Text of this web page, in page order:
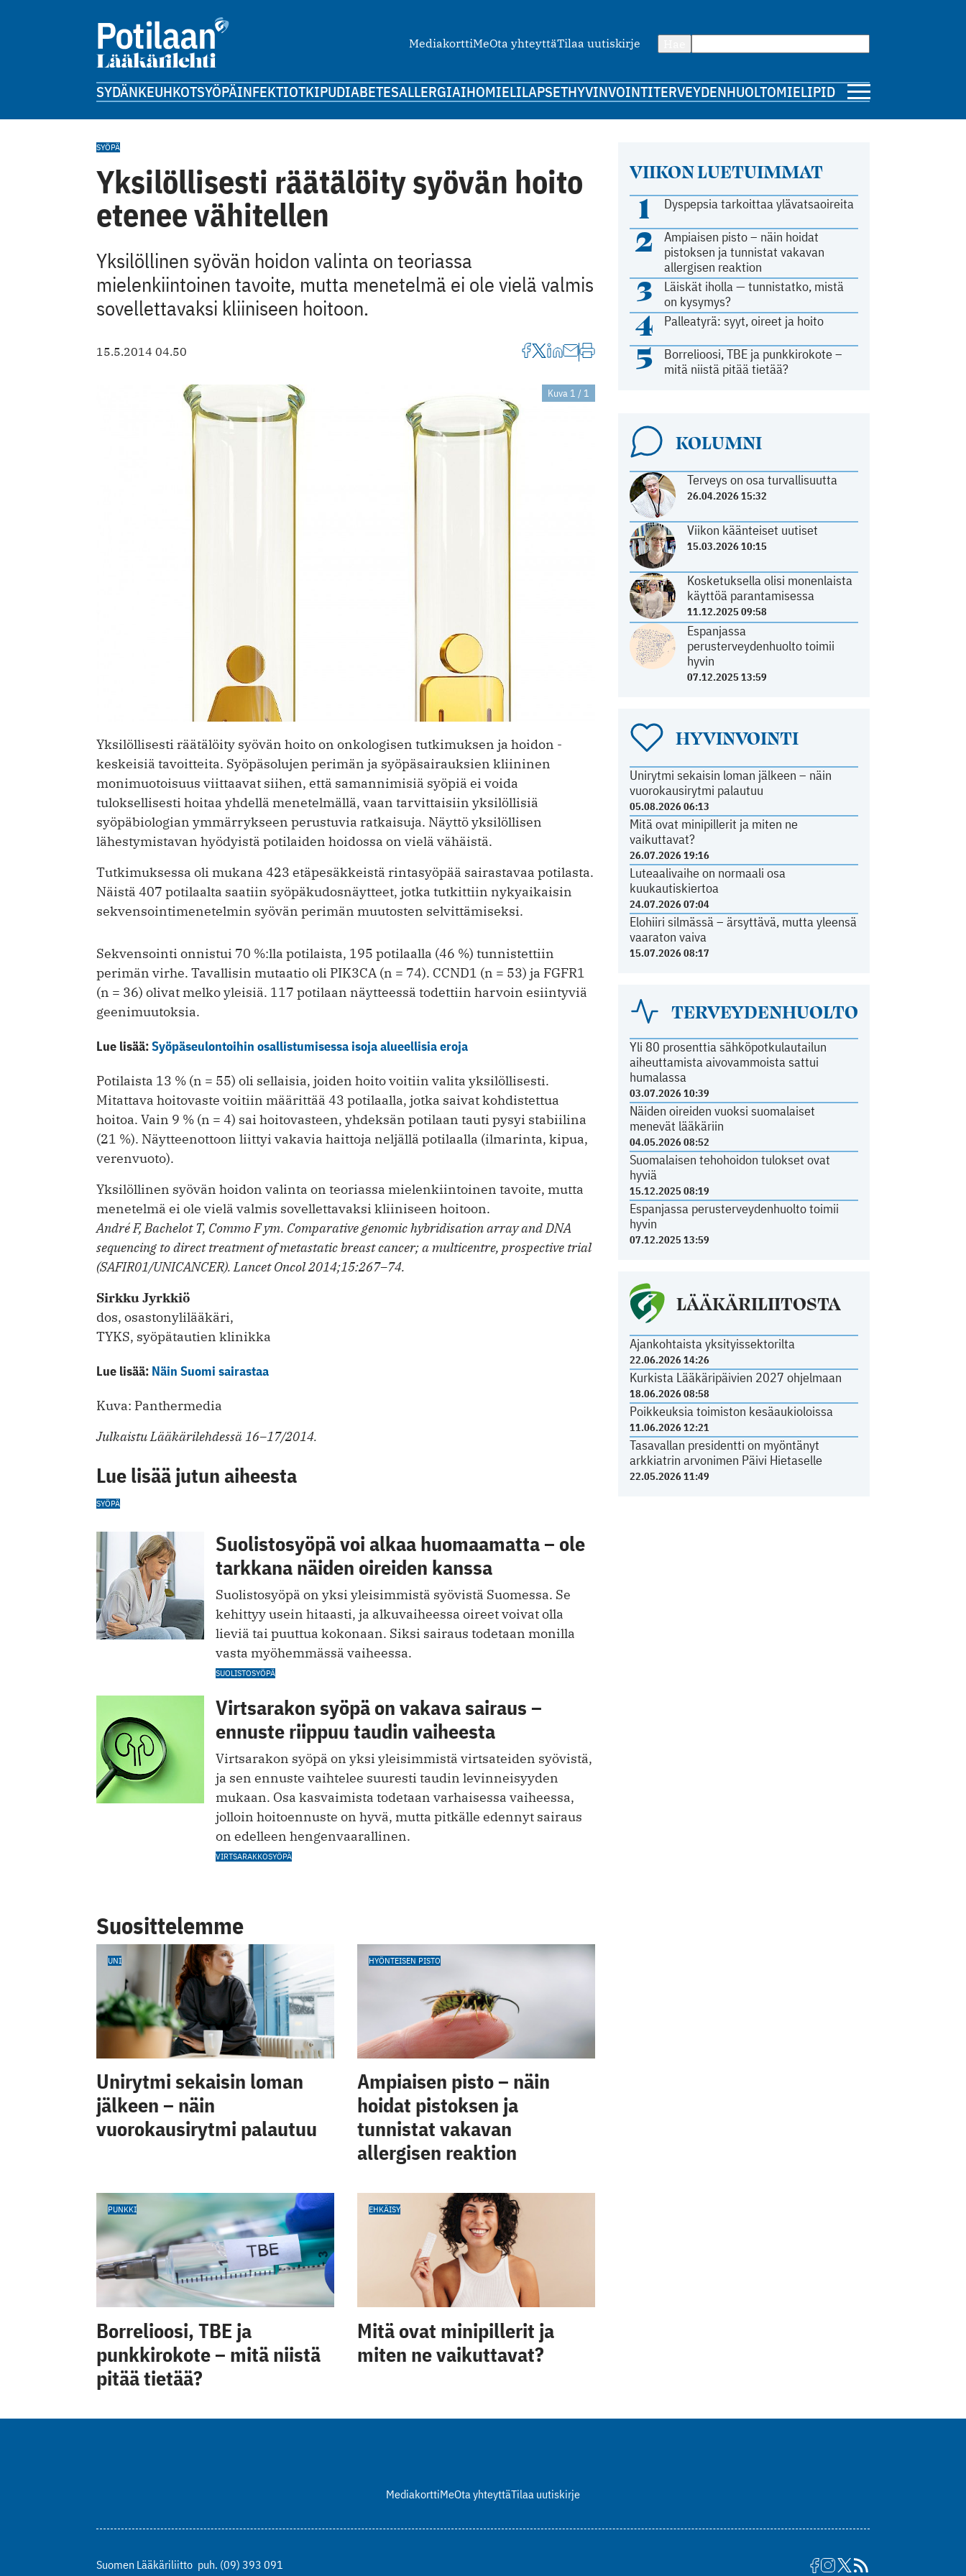
MediakorttiMeOta yhteyttäTilaa uutiskirje
SYDÄNKEUHKOTSYÖPÄINFEKTIOTKIPUDIABETESALLERGIAIHOMIELILAPSETHYVINVOINTITERVEYDENHUOLTOMIELIPIDE
VIIKON LUETUIMMAT
1 Dyspepsia tarkoittaa ylävatsaoireita
2
Ampiaisen pisto – näin hoidat
pistoksen ja tunnistat vakavan
allergisen reaktion
3
Läiskät iholla — tunnistatko, mistä
on kysymys?
4 Palleatyrä: syyt, oireet ja hoito
5
Borrelioosi, TBE ja punkkirokote –
mitä niistä pitää tietää?
KOLUMNI
Terveys on osa turvallisuutta
26.04.2026 15:32
Viikon käänteiset uutiset
15.03.2026 10:15
Kosketuksella olisi monenlaista
käyttöä parantamisessa
11.12.2025 09:58
Espanjassa
perusterveydenhuolto toimii
hyvin
07.12.2025 13:59
HYVINVOINTI
Unirytmi sekaisin loman jälkeen – näin
vuorokausirytmi palautuu
05.08.2026 06:13
Mitä ovat minipillerit ja miten ne
vaikuttavat?
26.07.2026 19:16
Luteaalivaihe on normaali osa
kuukautiskiertoa
24.07.2026 07:04
Elohiiri silmässä – ärsyttävä, mutta yleensä
vaaraton vaiva
15.07.2026 08:17
TERVEYDENHUOLTO
Yli 80 prosenttia sähköpotkulautailun
aiheuttamista aivovammoista sattui
humalassa
03.07.2026 10:39
Näiden oireiden vuoksi suomalaiset
menevät lääkäriin
04.05.2026 08:52
Suomalaisen tehohoidon tulokset ovat
hyviä
15.12.2025 08:19
Espanjassa perusterveydenhuolto toimii
hyvin
07.12.2025 13:59
LÄÄKÄRILIITOSTA
Ajankohtaista yksityissektorilta
22.06.2026 14:26
Kurkista Lääkäripäivien 2027 ohjelmaan
18.06.2026 08:58
Poikkeuksia toimiston kesäaukioloissa
11.06.2026 12:21
Tasavallan presidentti on myöntänyt
arkkiatrin arvonimen Päivi Hietaselle
22.05.2026 11:49
SYÖPÄ
Yksilöllisesti räätälöity syövän hoito
etenee vähitellen
Yksilöllinen syövän hoidon valinta on teoriassa
mielenkiintoinen tavoite, mutta menetelmä ei ole vielä valmis
sovellettavaksi kliiniseen hoitoon.
15.5.2014 04.50
Kuva 1 / 1
Yksilöllisesti räätälöity syövän hoito on onkologisen tutkimuksen ja hoidon ­
keskeisiä tavoitteita. Syöpäsolujen ­perimän ja syöpäsairauksien kliininen
monimuotoisuus viittaavat siihen, että samannimisiä syöpiä ei voida
tuloksellisesti hoitaa yhdellä menetelmällä, vaan tarvittaisiin yksilöllisiä
syöpäbiologian ymmärrykseen perustuvia ratkaisuja. Näyttö yksilöllisen
lähestymistavan ­hyödyistä potilaiden hoidossa on vielä vähäistä.
Tutkimuksessa oli mukana 423 etä­pesäkkeistä rintasyöpää sairastavaa potilasta.
Näistä 407 potilaalta saatiin syöpäkudosnäytteet, jotka tutkittiin ­nykyaikaisin
sekvensointimenetelmin syövän perimän muutosten selvittämiseksi.
Sekvensointi onnistui 70 %:lla potilaista, 195 potilaalla (46 %) tunnistettiin
perimän virhe. Tavallisin mutaatio oli PIK3CA (n = 74). CCND1 (n = 53) ja FGFR1
(n = 36) olivat melko yleisiä. 117 potilaan näytteessä todettiin harvoin esiintyviä
geenimuutoksia.
Lue lisää:Syöpäseulontoihin osallistumisessa isoja alueellisia eroja
Potilaista 13 % (n = 55) oli sellaisia, joiden hoito voitiin valita yksilöllisesti.
Mitattava hoitovaste voitiin määrittää 43 potilaalla, jotka saivat kohdistettua
hoitoa. Vain 9 % (n = 4) sai hoito­vasteen, yhdeksän potilaan tauti pysyi stabiilina
(21 %). Näytteenottoon liittyi vakavia haittoja neljällä potilaalla (ilmarinta, kipua,
verenvuoto).
Yksilöllinen syövän hoidon valinta on teoriassa mielenkiintoinen tavoite, mutta
menetelmä ei ole vielä valmis sovellettavaksi kliiniseen hoitoon.
André F, Bachelot T, Commo F ym. Comparative genomic hybridisation array and DNA
sequencing to direct treatment of metastatic breast cancer; a multicentre, prospective trial
(SAFIR01/UNICANCER). Lancet Oncol 2014;15:267–74.
Sirkku Jyrkkiö
dos, osastonylilääkäri,
TYKS, syöpätautien klinikka
Lue lisää: Näin Suomi sairastaa
Kuva: Panthermedia
Julkaistu Lääkärilehdessä 16–17/2014.
Lue lisää jutun aiheesta
SYÖPÄ
Suolistosyöpä voi alkaa huomaamatta – ole
tarkkana näiden oireiden kanssa
Suolistosyöpä on yksi yleisimmistä syövistä Suomessa. Se
kehittyy usein hitaasti, ja alkuvaiheessa oireet voivat olla
lieviä tai puuttua kokonaan. Siksi sairaus todetaan monilla
vasta myöhemmässä vaiheessa.
SUOLISTOSYÖPÄ
Virtsarakon syöpä on vakava sairaus –
ennuste riippuu taudin vaiheesta
Virtsarakon syöpä on yksi yleisimmistä virtsateiden syövistä,
ja sen ennuste vaihtelee suuresti taudin levinneisyyden
mukaan. Osa kasvaimista todetaan varhaisessa vaiheessa,
jolloin hoitoennuste on hyvä, mutta pitkälle edennyt sairaus
on edelleen hengenvaarallinen.
VIRTSARAKKOSYÖPÄ
Suosittelemme
UNI
Unirytmi sekaisin loman
jälkeen – näin
vuorokausirytmi palautuu
HYÖNTEISEN PISTO
Ampiaisen pisto – näin
hoidat pistoksen ja
tunnistat vakavan
allergisen reaktion
PUNKKI
Borrelioosi, TBE ja
punkkirokote – mitä niistä
pitää tietää?
EHKÄISY
Mitä ovat minipillerit ja
miten ne vaikuttavat?
MediakorttiMeOta yhteyttäTilaa uutiskirje
Suomen Lääkäriliitto puh. (09) 393 091